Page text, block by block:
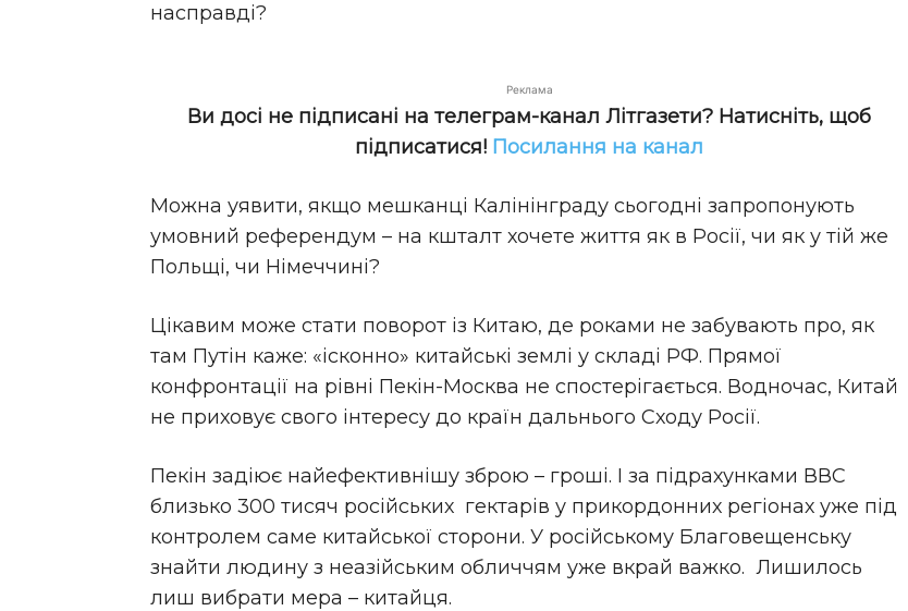
насправді?
Реклама
Ви досі не підписані на телеграм-канал Літгазети? Натисніть, щоб
підписатися! Посилання на канал
Можна уявити, якщо мешканці Калінінграду сьогодні запропонують
умовний референдум – на кшталт хочете життя як в Росії, чи як у тій же
Польщі, чи Німеччині?
Цікавим може стати поворот із Китаю, де роками не забувають про, як
там Путін каже: «ісконно» китайські землі у складі РФ. Прямої
конфронтації на рівні Пекін-Москва не спостерігається. Водночас, Китай
не приховує свого інтересу до країн дальнього Сходу Росії.
Пекін задіює найефективнішу зброю – гроші. І за підрахунками ВВС
близько 300 тисяч російських гектарів у прикордонних регіонах уже під
контролем саме китайської сторони. У російському Благовещенську
знайти людину з неазійським обличчям уже вкрай важко. Лишилось
лиш вибрати мера – китайця.